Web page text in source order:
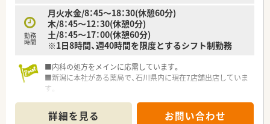
勤務
時間
月火水金/8：45～18：30(休憩60分)
木/8：45～12：30(休憩0分)
土/8：45～17：00(休憩60分)
※1日8時間、週40時間を限度とするシフト制勤務
■内科の処方をメインに応需しています。
■新潟に本社がある薬局で、石川県内に現在7店舗出店していま
す。
い。
詳細を見る お問い合わせ